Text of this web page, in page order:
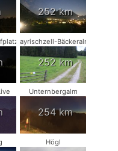
252 km
Bayrischzell-Bäckeralm
252 km
Unternbergalm
254 km
Högl